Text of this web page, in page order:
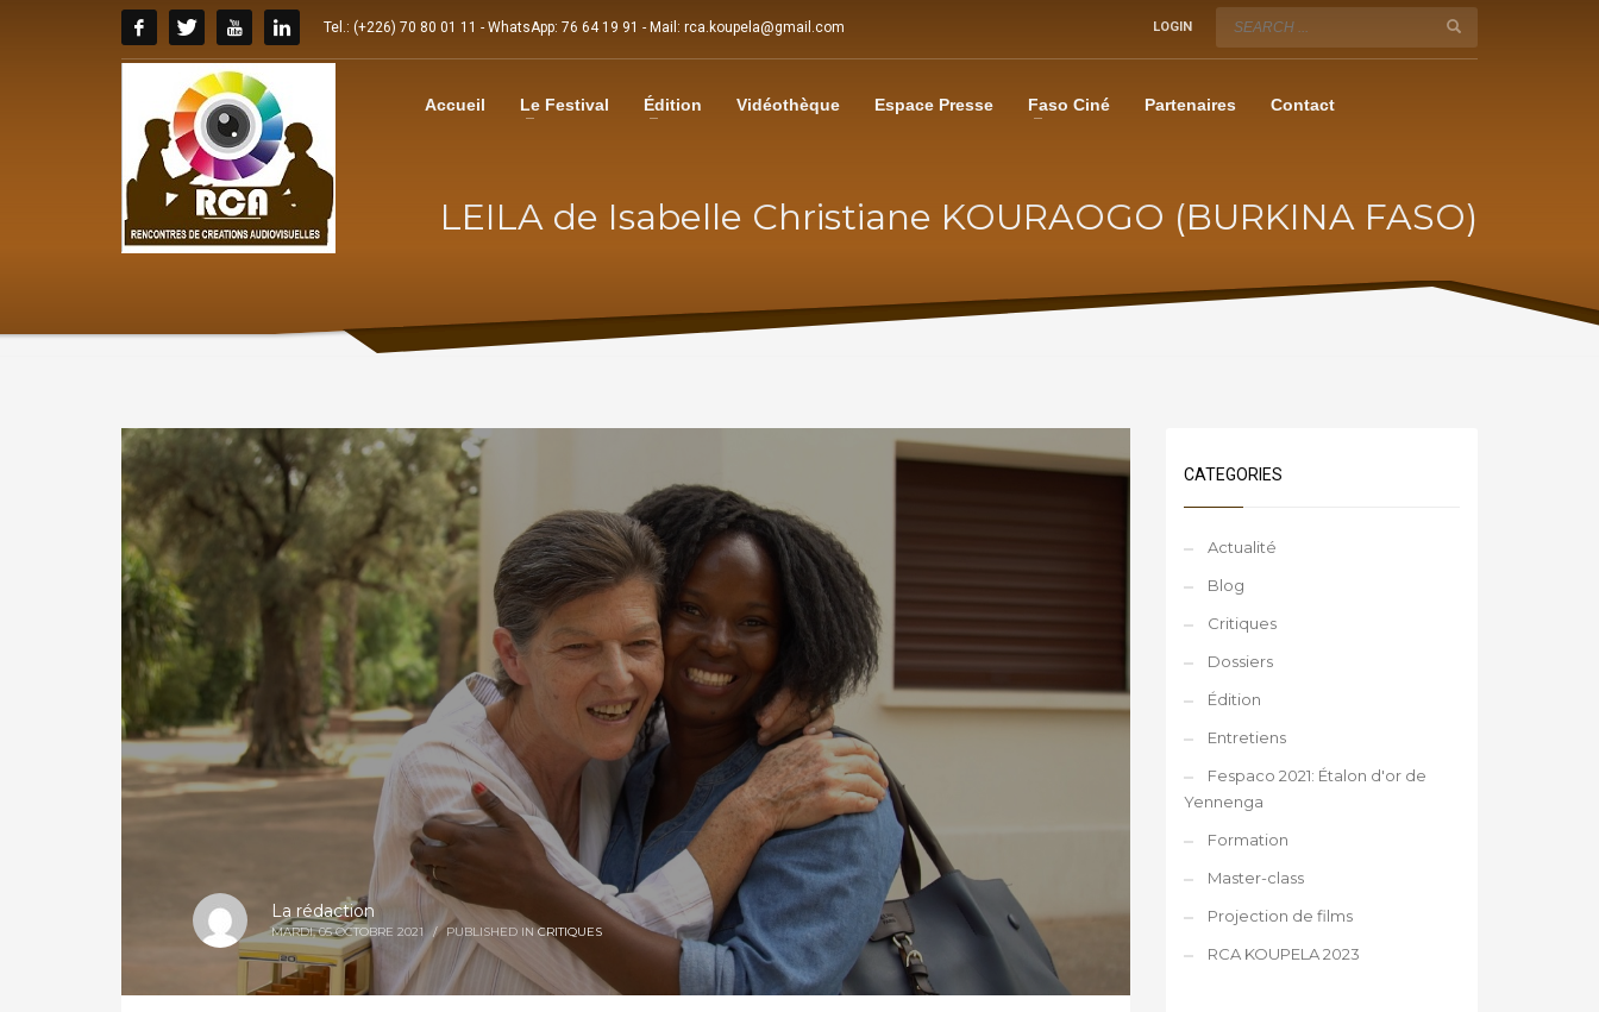
Tel.: (+226) 70 80 01 11 - WhatsApp: 76 64 19 91 - Mail: rca.koupela@gmail.com LOGIN
Accueil Le Festival Édition Vidéothèque Espace Presse Faso Ciné Partenaires Contact
LEILA de Isabelle Christiane KOURAOGO (BURKINA FASO)
La rédaction
MARDI, 05 OCTOBRE 2021 / PUBLISHED INCRITIQUES
CATEGORIES
Actualité
Blog
Critiques
Dossiers
Édition
Entretiens
Fespaco 2021: Étalon d'or de
Yennenga
Formation
Master-class
Projection de films
RCA KOUPELA 2023